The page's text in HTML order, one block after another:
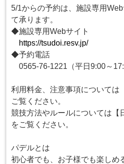
5/1からの予約は、施設専用
て承ります。
◆施設専用Webサイト
https://tsudoi.resv.jp/
◆予約電話
0565-76-1221（平日9:00～
利用料金、注意事項については
ご覧ください。
競技方法やルールについては【
をご覧ください。
パデルとは
初心者でも、お子様でも楽しめ